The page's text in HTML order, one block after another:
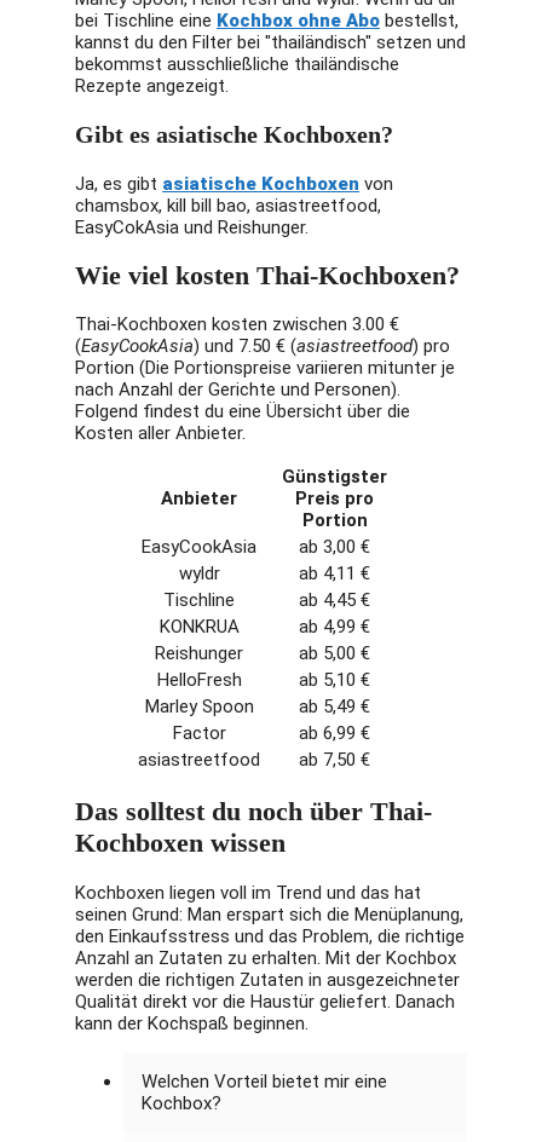
möchten.
Auf thailändische
Gerichte
spezialisiert:Ja
enthalten:Nein
Nährwertangaben:
Nein
💡 Sieh dir auch unseren
ausführlichen Test von
KONKRUAan.
bei Tischline eine Kochbox ohne Abo bestellst,
kannst du den Filter bei "thailändisch" setzen und
bekommst ausschließliche thailändische
Rezepte angezeigt.
Gibt es asiatische Kochboxen?
Ja, es gibt asiatische Kochboxen von
chamsbox, kill bill bao, asiastreetfood,
EasyCokAsia und Reishunger.
Wie viel kosten Thai-Kochboxen?
Thai-Kochboxen kosten zwischen 3.00 €
(EasyCookAsia) und 7.50 € (asiastreetfood) pro
Portion (Die Portionspreise variieren mitunter je
nach Anzahl der Gerichte und Personen).
Folgend findest du eine Übersicht über die
Kosten aller Anbieter.
Anbieter
Günstigster
Preis pro
Portion
EasyCookAsia
ab 3,00 €
wyldr
ab 4,11 €
Tischline
ab 4,45 €
KONKRUA
ab 4,99 €
Reishunger
ab 5,00 €
HelloFresh
ab 5,10 €
Marley Spoon
ab 5,49 €
Factor
ab 6,99 €
asiastreetfood
ab 7,50 €
Das solltest du noch über Thai-
Kochboxen wissen
Kochboxen liegen voll im Trend und das hat
seinen Grund: Man erspart sich die Menüplanung,
den Einkaufsstress und das Problem, die richtige
Anzahl an Zutaten zu erhalten. Mit der Kochbox
werden die richtigen Zutaten in ausgezeichneter
Qualität direkt vor die Haustür geliefert. Danach
kann der Kochspaß beginnen.
Welchen Vorteil bietet mir eine
Kochbox?